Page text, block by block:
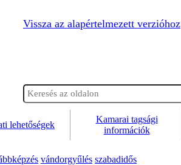
Vissza az alapértelmezett verzióhoz
lehetőségek
Kamarai tagsági
információk
vándorgyűlés szabadidős